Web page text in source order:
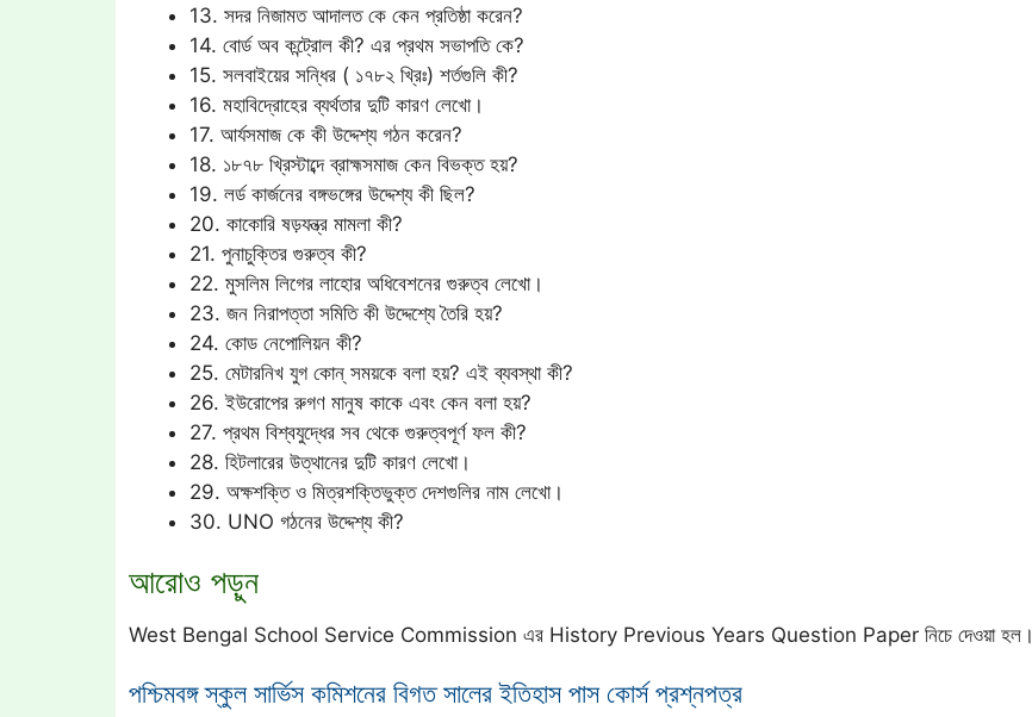
13. সদর নিজামত আদালত কে কেন প্রতিষ্ঠা করেন?
14. বোর্ড অব কন্ট্রোল কী? এর প্রথম সভাপতি কে?
15. সলবাইয়ের সন্ধির ( ১৭৮২ খ্রিঃ) শর্তগুলি কী?
16. মহাবিদ্রোহের ব্যর্থতার দুটি কারণ লেখো।
17. আর্যসমাজ কে কী উদ্দেশ্য গঠন করেন?
18. ১৮৭৮ খ্রিস্টাব্দে ব্রাহ্মসমাজ কেন বিভক্ত হয়?
19. লর্ড কার্জনের বঙ্গভঙ্গের উদ্দেশ্য কী ছিল?
20. কাকোরি ষড়যন্ত্র মামলা কী?
21. পুনাচুক্তির গুরুত্ব কী?
22. মুসলিম লিগের লাহোর অধিবেশনের গুরুত্ব লেখো।
23. জন নিরাপত্তা সমিতি কী উদ্দেশ্যে তৈরি হয়?
24. কোড নেপোলিয়ন কী?
25. মেটারনিখ যুগ কোন্ সময়কে বলা হয়? এই ব্যবস্থা কী?
26. ইউরোপের রুগণ মানুষ কাকে এবং কেন বলা হয়?
27. প্রথম বিশ্বযুদ্ধের সব থেকে গুরুত্বপূর্ণ ফল কী?
28. হিটলারের উত্থানের দুটি কারণ লেখো।
29. অক্ষশক্তি ও মিত্রশক্তিভুক্ত দেশগুলির নাম লেখো।
30. UNO গঠনের উদ্দেশ্য কী?
আরোও পড়ুন
West Bengal School Service Commission এর History Previous Years Question Paper নিচে দেওয়া হল।
পশ্চিমবঙ্গ স্কুল সার্ভিস কমিশনের বিগত সালের ইতিহাস পাস কোর্স প্রশ্নপত্র